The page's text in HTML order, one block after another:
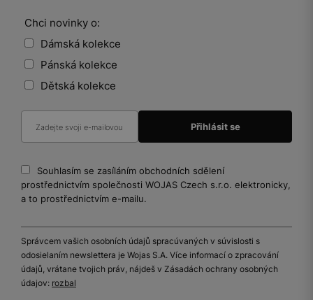
Chci novinky o:
Dámská kolekce
Pánská kolekce
Dětská kolekce
Souhlasím se zasíláním obchodních sdělení
prostřednictvím společnosti WOJAS Czech s.r.o. elektronicky,
a to prostřednictvím e-mailu.
Správcem vašich osobních údajů spracúvaných v súvislosti s
odosielaním newslettera je Wojas S.A. Více informací o zpracování
údajů, vrátane tvojich práv, nájdeš v Zásadách ochrany osobných
údajov: rozbal